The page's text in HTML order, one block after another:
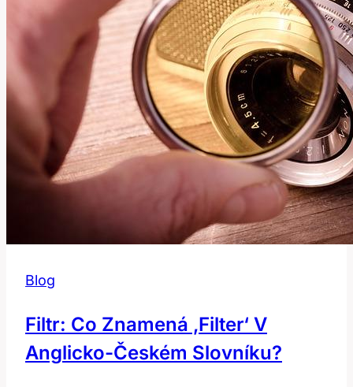
frázi?
Blog
Filtr: Co Znamená ‚filter‘ V
Anglicko-Českém Slovníku?